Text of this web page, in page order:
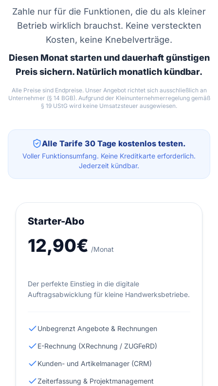
Zahle nur für die Funktionen, die du als kleiner
Betrieb wirklich brauchst. Keine versteckten
Kosten, keine Knebelverträge.
Diesen Monat starten und dauerhaft günstigen
Preis sichern. Natürlich monatlich kündbar.
Alle Preise sind Endpreise. Unser Angebot richtet sich ausschließlich an
Unternehmer (§ 14 BGB). Aufgrund der Kleinunternehmerregelung gemäß
§ 19 UStG wird keine Umsatzsteuer ausgewiesen.
Alle Tarife 30 Tage kostenlos testen.
Voller Funktionsumfang. Keine Kreditkarte erforderlich.
Jederzeit kündbar.
Starter-Abo
12,90€ /Monat
Der perfekte Einstieg in die digitale
Auftragsabwicklung für kleine Handwerksbetriebe.
Unbegrenzt Angebote & Rechnungen
E-Rechnung (XRechnung / ZUGFeRD)
Kunden- und Artikelmanager (CRM)
Zeiterfassung & Projektmanagement